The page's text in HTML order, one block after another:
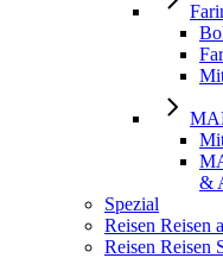
&
Spezial
Reisen Reisen
Reisen Reisen